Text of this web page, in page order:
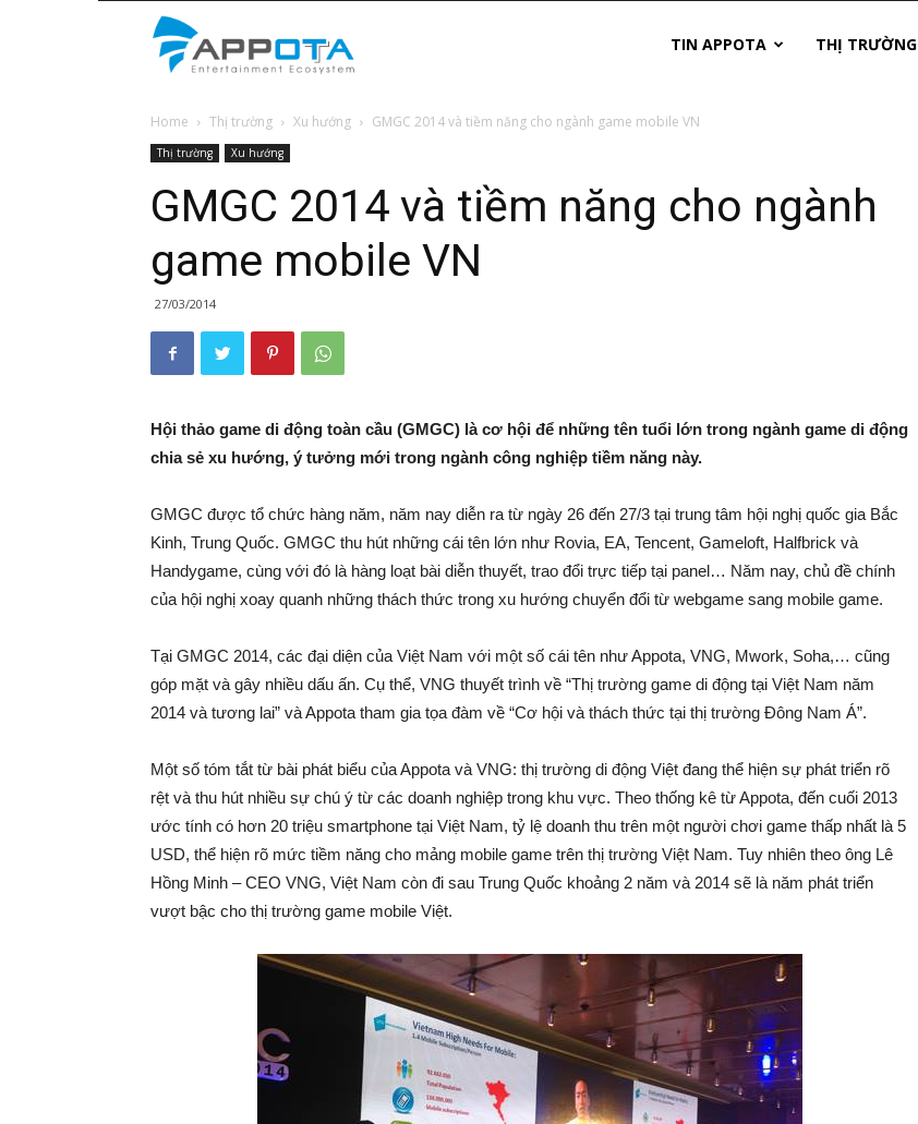
News
TIN APPOTA THỊ TRƯỜNG
Home Thị trường Xu hướng GMGC 2014 và tiềm năng cho ngành game mobile VN
Thị trường Xu hướng
GMGC 2014 và tiềm năng cho ngành
game mobile VN
27/03/2014
Hội thảo game di động toàn cầu (GMGC) làcơ hội để những tên tuổi lớn trong ngành game di động
chia sẻ xu hướng, ý tưởng mới trong ngành công nghiệp tiềm năng này.
GMGC được tổ chức hàng năm, năm nay diễn ra từ ngày 26 đến 27/3 tại trung tâm hội nghị quốc gia Bắc
Kinh, Trung Quốc. GMGC thu hút những cái tên lớn như Rovia, EA, Tencent, Gameloft, Halfbrick và
Handygame, cùng với đó là hàng loạt bài diễn thuyết, trao đổi trực tiếp tại panel… Năm nay, chủ đề chính
của hội nghị xoay quanh những thách thức trong xu hướng chuyển đổi từ webgame sang mobile game.
Tại GMGC 2014, các đại diện của Việt Nam với một số cái tên như Appota, VNG, Mwork, Soha,… cũng
góp mặt và gây nhiều dấu ấn. Cụ thể, VNG thuyết trình về “Thị trường game di động tại Việt Nam năm
2014 và tương lai” và Appota tham gia tọa đàm về “Cơ hội và thách thức tại thị trường Đông Nam Á”.
Một số tóm tắt từ bài phát biểu của Appota và VNG: thị trường di động Việt đang thể hiện sự phát triển rõ
rệt và thu hút nhiều sự chú ý từ các doanh nghiệp trong khu vực. Theo thống kê từ Appota, đến cuối 2013
ước tính có hơn 20 triệu smartphone tại Việt Nam, tỷ lệ doanh thu trên một người chơi game thấp nhất là 5
USD, thể hiện rõ mức tiềm năng cho mảng mobile game trên thị trường Việt Nam. Tuy nhiên theo ông Lê
Hồng Minh – CEO VNG, Việt Nam còn đi sau Trung Quốc khoảng 2 năm và 2014 sẽ là năm phát triển
vượt bậc cho thị trường game mobile Việt.